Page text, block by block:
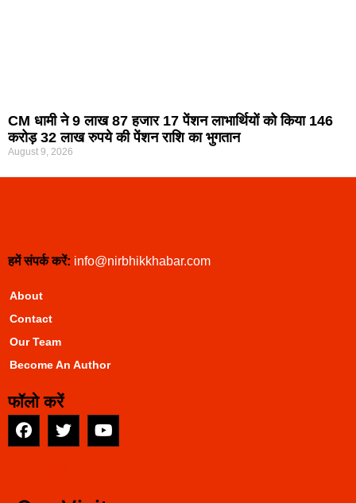
CM धामी ने 9 लाख 87 हजार 17 पेंशन लाभार्थियों को किया 146
करोड़ 32 लाख रुपये की पेंशन राशि का भुगतान
August 9, 2026
हमें संपर्क करें: info@nirbhikkhabar.com
About
Contact
Our Team
Become An Author
फॉलो करें